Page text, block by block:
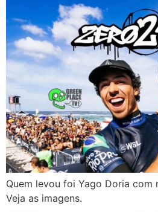
Quem levou foi Yago Doria com
Veja as imagens.